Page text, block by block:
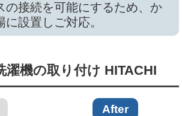
の接続を可能にするため、か
設置しご対応。
濯機の取り付け HITACHI
After